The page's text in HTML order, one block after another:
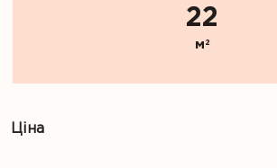
22
м 2
Ціна